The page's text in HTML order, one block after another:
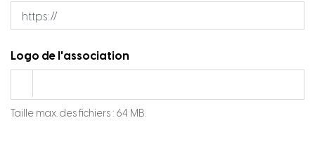
Logo de l'association
Taille max. des fichiers : 64 MB.